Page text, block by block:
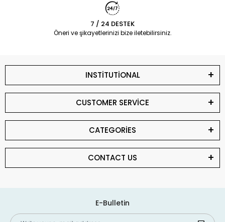
7 / 24 DESTEK
Öneri ve şikayetlerinizi bize iletebilirsiniz.
INSTİTUTİONAL
CUSTOMER SERVİCE
CATEGORİES
CONTACT US
E-Bulletin